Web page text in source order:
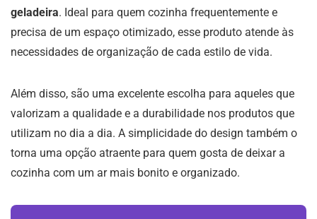
geladeira. Ideal para quem cozinha frequentemente e
precisa de um espaço otimizado, esse produto atende às
necessidades de organização de cada estilo de vida.
Além disso, são uma excelente escolha para aqueles que
valorizam a qualidade e a durabilidade nos produtos que
utilizam no dia a dia. A simplicidade do design também o
torna uma opção atraente para quem gosta de deixar a
cozinha com um ar mais bonito e organizado.